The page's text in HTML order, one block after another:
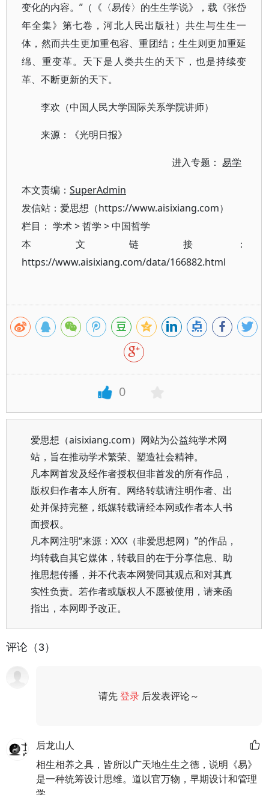
变化的内容。”（《〈易传〉的生生学说》，载《张岱
年全集》第七卷，河北人民出版社）共生与生生一
体，然而共生更加重包容、重团结；生生则更加重延
绵、重变革。天下是人类共生的天下，也是持续变
革、不断更新的天下。
李欢（中国人民大学国际关系学院讲师）
来源：《光明日报》
进入专题：易学
本文责编： SuperAdmin
发信站：爱思想（https://www.aisixiang.com）
栏目： 学术>哲学 >中国哲学
本文链接：
https://www.aisixiang.com/data/166882.html
0
爱思想（aisixiang.com）网站为公益纯学术网
站，旨在推动学术繁荣、塑造社会精神。
凡本网首发及经作者授权但非首发的所有作品，
版权归作者本人所有。网络转载请注明作者、出
处并保持完整，纸媒转载请经本网或作者本人书
面授权。
凡本网注明“来源：XXX（非爱思想网）”的作品，
均转载自其它媒体，转载目的在于分享信息、助
推思想传播，并不代表本网赞同其观点和对其真
实性负责。若作者或版权人不愿被使用，请来函
指出，本网即予改正。
评论（3）
请先登录 后发表评论～
后龙山人
相生相养之具，皆所以广天地生生之德，说明《易》
是一种统筹设计思维。道以官万物，早期设计和管理